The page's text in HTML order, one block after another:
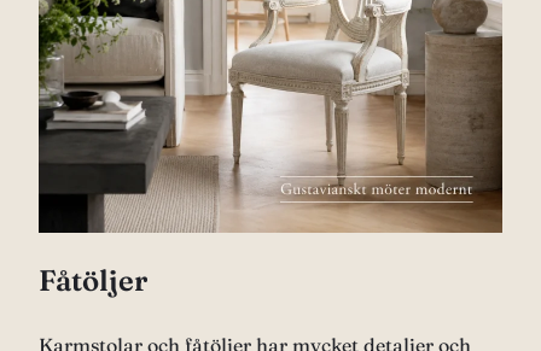
Fåtöljer
Karmstolar och fåtöljer har mycket detaljer och